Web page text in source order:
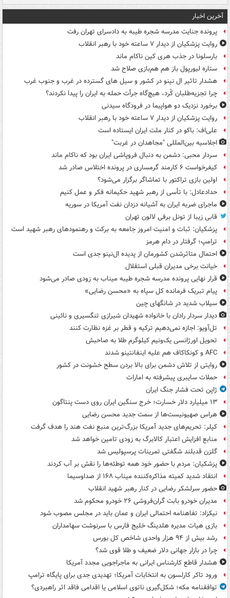
آخرین اخبار
پرونده جنایت مدرسه شجره طیبه به دادسرای تهران رفت
روایت پزشکیان از دیدار ۷ ساعته خود با رهبر انقلاب
بارسلونا در جذب هری کین ناکام ماند
ستاره لیورپول باز هم هم‌بازی صلاح شد
هشدار تاثیر ال نینو در کشور و سیل های گسترده در غرب و جنوب غرب
چرا تجزیه‌طلبان کُرد، هیچ‌گاه جرأت حمله به ایران را پیدا نکردند؟
برخورد نزدیک دو هواپیما در فرودگاه سیدنی
روایت پزشکیان از دیدار ۷ ساعته خود با رهبر انقلاب
علی‌اف: باکو در کنار ملت ایران ایستاده است
اجلاسیه بین‌المللی "مجاهدان در غربت"
سردار محبی: دشمن به دنبال فروپاشی ایران بود که ناکام ماند
کیفرخواست ۶ کارمند گرمساری در پرونده اختلاس صادر شد
اولین بازی تراکتور با تماشاگر برگزار می‌شود؟
حدادعادل: با تأسی از رهبر شهید حکیمانه فکر و عمل کنیم
ماجرای ضربه ایران به آشیانه دزدان نفت آمریکا در سوریه
قابی زیبا از تونل برفی لالون تهران
پزشکیان: ثبات و امنیت امروز جامعه به برکت و رهنمودهای رهبر شهید است
ترامپ؛ گرفتار در دام هرمز
احتمال متاثرشدن کشورمان از پدیده ال‌نینو جدی است
خیانت برخی مدیران قبلی استقلال
قرار نهایی پرونده مدرسه شجره طیبه میناب به زودی صادر می‌شود
پیام تبریک فرمانده کل سپاه به «محسن رضایی»
سیلاب شدید در شانگهای چین
دیدار سردار رادان با خانواده‌ شهیدان شیرازی تنگسیری و نائینی
تل‌آویو: اجازه نمی‌دهیم ترکیه و قطر بر غزه نظارت کنند
تحویل اورژانسی یک‌ونیم کیلوگرم طلا به صاحبش
AFC و کونکاکاف هم علیه اینفانتینو شدند
روایتی از تلاش دشمن برای بالا بردن سطح خشونت در کشور
حملات سایبری پیشرفته به امارات
ژاپن تحت فشار جنگ ایران
۱۳ میلیارد دلار خسارت؛ خرج سنگین ایران روی دست پنتاگون
هراس صهیونیست‌ها از سمت جدید محسن رضایی
کپلر: تحریم‌های جدید آمریکا بزرگ‌ترین منبع نفت هند را هدف گرفت
منابع افزایش اعتبار کالابرگ به زودی تامین خواهد شد
گلزن قدبلند شگفتی تمرینات پرسپولیس شد
پزشکیان: مردم با حضور خود همه توطئه‌ها را نقش بر آب کردند
انتقاد شدید کمیته مذاکره‌کننده میناب ۱۶۸ از صداوسیما
حضور سرلشکر رضایی در کنار رهبر شهید انقلاب
مدیران خودرو بابت گران‌فروشی ۲۶ خودرو محکوم شد
نیکزاد: تفاهنامه احتمالی ایران و عمان باید در مجلس مصوب شود
بازی هیات مدیره هلدینگ خلیج فارس با سرنوشت سهامداران
رشد بیش از ۹۴ هزار واحدی شاخص کل بورس
چرا در بازار جهانی دلار ضعیف و طلا قوی شد؟
هشدار قاطع کارشناس ایرانی به ماجراجویی مجدد آمریکا
ورود تاکر کارلسون به انتخابات آمریکا؛ تهدیدی جدی برای پایگاه ترامپ
توافقنامه مکه؛ شکل‌گیری ناتوی اسلامی یا اقدامی فاقد اثر راهبردی؟